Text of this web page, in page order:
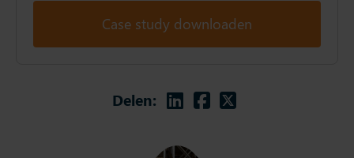
Case study downloaden
Delen: Linkedin
Facebook
Twitter